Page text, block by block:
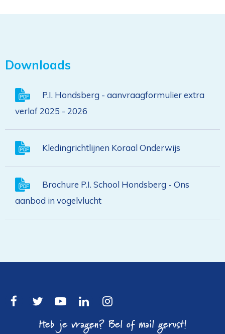
Downloads
P.I. Hondsberg - aanvraagformulier extra
verlof 2025 - 2026
Kledingrichtlijnen Koraal Onderwijs
Brochure P.I. School Hondsberg - Ons
aanbod in vogelvlucht
Heb je vragen? Bel of mail gerust!